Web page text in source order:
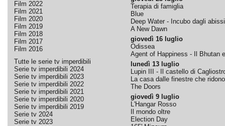
Film 2022
Film 2021
Film 2020
Film 2019
Film 2018
Film 2017
Film 2016
Tutte le serie tv imperdibili
Serie tv imperdibili 2024
Serie tv imperdibili 2023
Serie tv imperdibili 2022
Serie tv imperdibili 2021
Serie tv imperdibili 2020
Serie tv imperdibili 2019
Serie tv 2024
Serie tv 2023
Terapia di famiglia
Blue
Deep Water - Incubo dagli abissi
A New Dawn
giovedì 16 luglio
Odissea
Agent of Happiness - Il Bhutan
lunedì 13 luglio
Lupin III - Il castello di
La casa dalle finestre che ridono
The Doors
giovedì 9 luglio
L'Hangar Rosso
Il mondo oltre
Election Day